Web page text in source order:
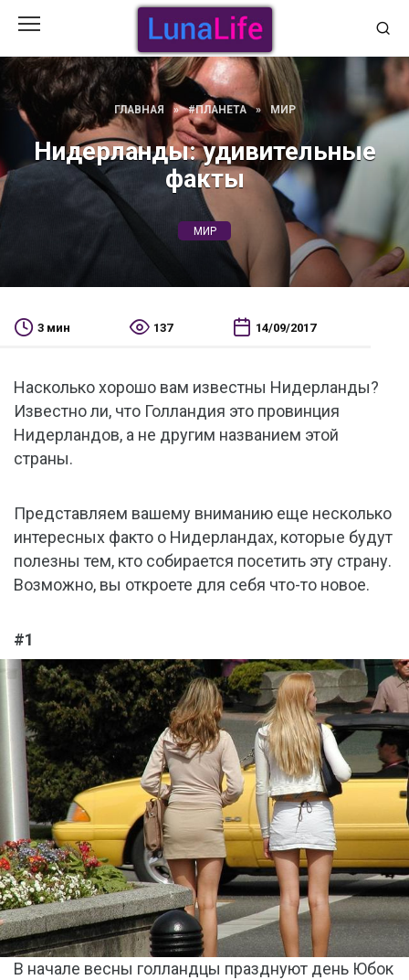
содержанию
ГЛАВНАЯ » #ПЛАНЕТА » МИР
Нидерланды: удивительные
факты
МИР
3 мин 137 14/09/2017
Насколько хорошо вам известны Нидерланды?
Известно ли, что Голландия это провинция
Нидерландов, а не другим названием этой
страны.
Представляем вашему вниманию еще несколько
интересных факто о Нидерландах, которые будут
полезны тем, кто собирается посетить эту страну.
Возможно, вы откроете для себя что-то новое.
#1
В начале весны голландцы празднуют день Юбок